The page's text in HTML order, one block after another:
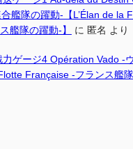
艦隊の躍動-【L’Élan de la
艦隊の躍動-】
に 匿名 より
力ゲージ4 Opération Vado -
Française -フランス艦隊